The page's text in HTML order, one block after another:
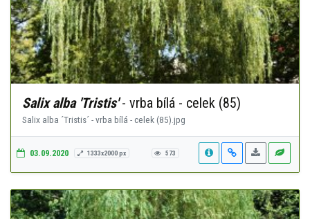
Salix alba 'Tristis'- vrba bílá - celek (85)
Salix alba ´Tristis´ - vrba bílá - celek (85).jpg
03.09.2020 1333x2000 px 573